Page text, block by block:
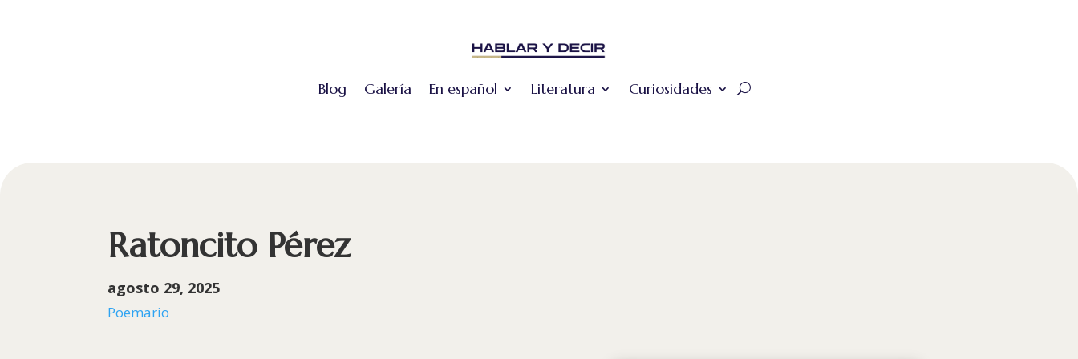
Blog Galería En español Literatura Curiosidades
Ratoncito Pérez
agosto 29, 2025
Poemario